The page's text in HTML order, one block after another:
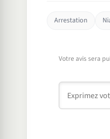
Arrestation
Votre avis sera